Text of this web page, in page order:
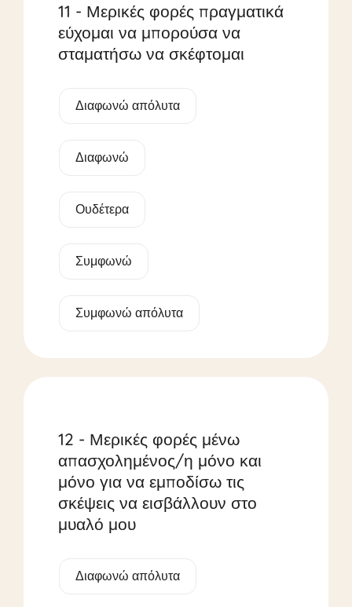
11 - Μερικές φορές πραγματικά
εύχομαι να μπορούσα να
σταματήσω να σκέφτομαι
Διαφωνώ απόλυτα
Διαφωνώ
Ουδέτερα
Συμφωνώ
Συμφωνώ απόλυτα
12 - Μερικές φορές μένω
απασχολημένος/η μόνο και
μόνο για να εμποδίσω τις
σκέψεις να εισβάλλουν στο
μυαλό μου
Διαφωνώ απόλυτα